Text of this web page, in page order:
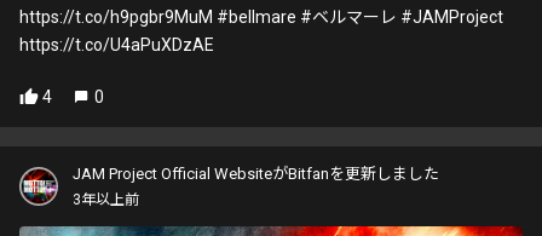
https://t.co/h9pgbr9MuM #bellmare #ベルマーレ #JAMProject
https://t.co/U4aPuXDzAE
4 0
JAM Project Official WebsiteがBitfanを更新しました
3年以上前